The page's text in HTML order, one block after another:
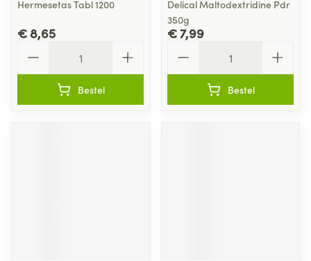
Hermesetas Tabl 1200
€ 8,65
Bestel
Delical Maltodextridine Pdr
350g
€ 7,99
Bestel